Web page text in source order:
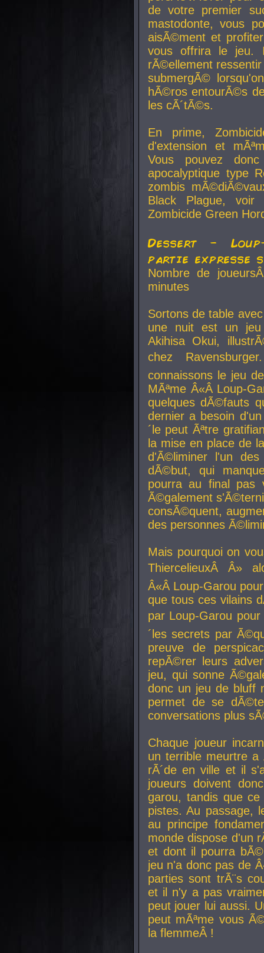
de votre premier
mastodonte, vous
aisÃ©ment et
vous offrira le jeu.
rÃ©ellement
submergÃ©
hÃ©ros entourÃ©s
les cÃ´tÃ©s.
En prime,
d'extension et
Vous pouvez
apocalyptique type
zombis
Black Plague,
Zombicide Green
Dessert -
partie expresse
Nombre de
minutes
Sortons de table
une nuit est un
Akihisa Okui,
chez
connaissons le jeu
MÃªme Â«Â Loup-
quelques dÃ©fauts
dernier a besoin
´le peut Ãªtre
la mise en place de
d'Ã©liminer l'un
dÃ©but, qui
pourra au final pas
Ã©galement
consÃ©quent,
des personnes
Mais pourquoi on
ThiercelieuxÂ Â»
Â«Â Loup-Garou
que tous ces vilains
par Loup-Garou
´les secrets par
preuve de
repÃ©rer leurs
jeu, qui sonne
donc un jeu de bluff
permet de se
conversations plus
Chaque joueur
un terrible meurtre
rÃ´de en ville et il
joueurs doivent
garou, tandis que
pistes. Au passage,
au principe
monde dispose d'un
et dont il pourra
jeu n'a donc pas de
parties sont trÃ¨s
et il n'y a pas
peut jouer lui aussi.
peut mÃªme vous
la flemmeÂ !